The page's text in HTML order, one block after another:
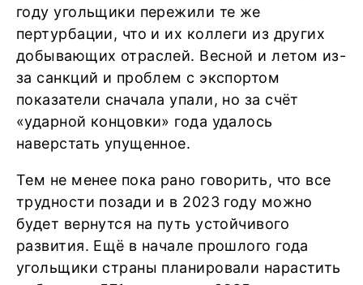
году угольщики пережили те же
пертурбации, что и их коллеги из других
добывающих отраслей. Весной и летом из-
за санкций и проблем с экспортом
показатели сначала упали, но за счёт
«ударной концовки» года удалось
наверстать упущенное.
Тем не менее пока рано говорить, что все
трудности позади и в 2023 году можно
будет вернутся на путь устойчивого
развития. Ещё в начале прошлого года
угольщики страны планировали нарастить